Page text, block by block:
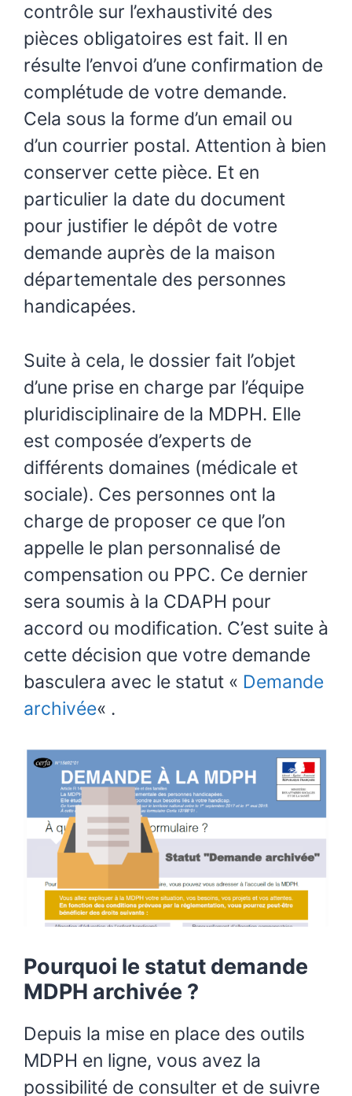
contrôle sur l’exhaustivité des
pièces obligatoires est fait. Il en
résulte l’envoi d’une confirmation de
complétude de votre demande.
Cela sous la forme d’un email ou
d’un courrier postal. Attention à bien
conserver cette pièce. Et en
particulier la date du document
pour justifier le dépôt de votre
demande auprès de la maison
départementale des personnes
handicapées.
Suite à cela, le dossier fait l’objet
d’une prise en charge par l’équipe
pluridisciplinaire de la MDPH. Elle
est composée d’experts de
différents domaines (médicale et
sociale). Ces personnes ont la
charge de proposer ce que l’on
appelle le plan personnalisé de
compensation ou PPC. Ce dernier
sera soumis à la CDAPH pour
accord ou modification. C’est suite à
cette décision que votre demande
basculera avec le statut « Demande
archivée« .
Pourquoi le statut demande
MDPH archivée ?
Depuis la mise en place des outils
MDPH en ligne, vous avez la
possibilité de consulter et de suivre